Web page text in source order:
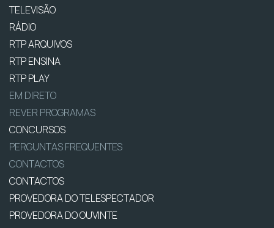
TELEVISÃO
RÁDIO
RTP ARQUIVOS
RTP ENSINA
RTP PLAY
EM DIRETO
REVER PROGRAMAS
CONCURSOS
PERGUNTAS FREQUENTES
CONTACTOS
CONTACTOS
PROVEDORA DO TELESPECTADOR
PROVEDORA DO OUVINTE